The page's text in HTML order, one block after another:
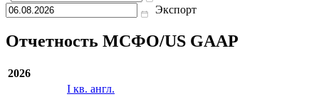
Экспорт
Отчетность МСФО/US GAAP
2026
I кв. англ.